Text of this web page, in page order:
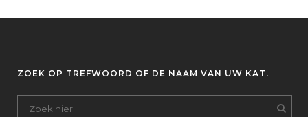
ZOEK OP TREFWOORD OF DE NAAM VAN UW KAT.